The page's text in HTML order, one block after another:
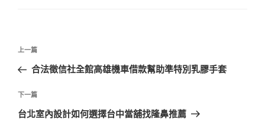
文
導
覽
上
一
文
章
上一篇
合法徵信社全館高雄機車借款幫助準特別乳膠手套
下
一
下一篇
台北室內設計如何選擇台中當舖找隆鼻推薦